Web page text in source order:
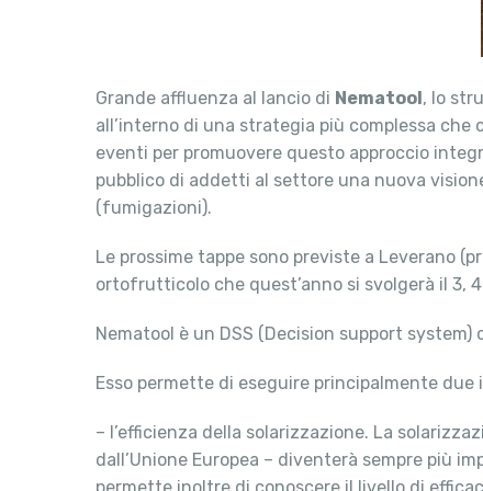
Grande affluenza al lancio di Nematool, lo
all’interno di una strategia più complessa che
eventi per promuovere questo approccio
pubblico di addetti al settore una nuova
(fumigazioni).
Le prossime tappe sono previste a Leverano
ortofrutticolo che quest’anno si svolgerà il 3,
Nematool è un DSS (Decision support
Esso permette di eseguire principalmente
– l’efficienza della solarizzazione. La
dall’Unione Europea – diventerà sempre più